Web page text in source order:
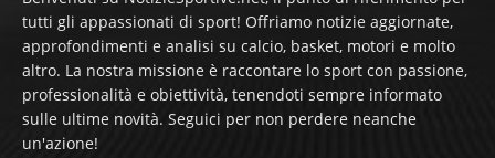
tutti gli appassionati di sport! Offriamo notizie aggiornate,
approfondimenti e analisi su calcio, basket, motori e molto
altro. La nostra missione è raccontare lo sport con passione,
professionalità e obiettività, tenendoti sempre informato
sulle ultime novità. Seguici per non perdere neanche
un'azione!